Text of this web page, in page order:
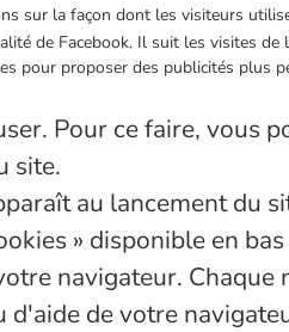
sur la façon dont les visiteurs
de Facebook. Il suit les visites
pour proposer des publicités plus
Pour ce faire, vous
site.
au lancement du
» disponible en
navigateur.
d'aide de votre